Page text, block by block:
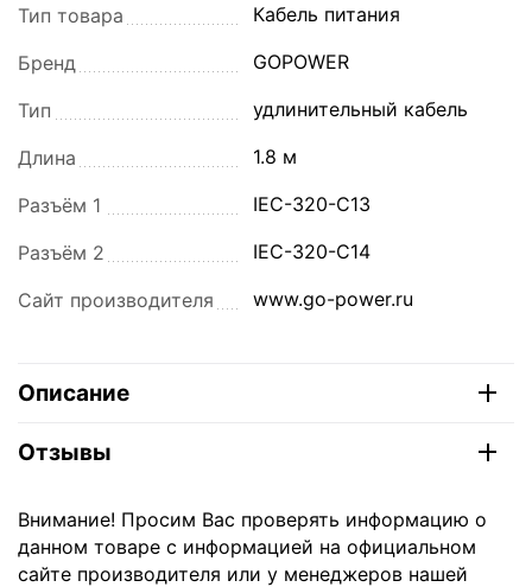
Тип товара Кабель питания
Бренд GOPOWER
Тип удлинительный кабель
Длина 1.8 м
Разъём 1 IEC-320-C13
Разъём 2 IEC-320-C14
Сайт производителя www.go-power.ru
Описание
Отзывы
Внимание! Просим Вас проверять информацию о
данном товаре с информацией на официальном
сайте производителя или у менеджеров нашей